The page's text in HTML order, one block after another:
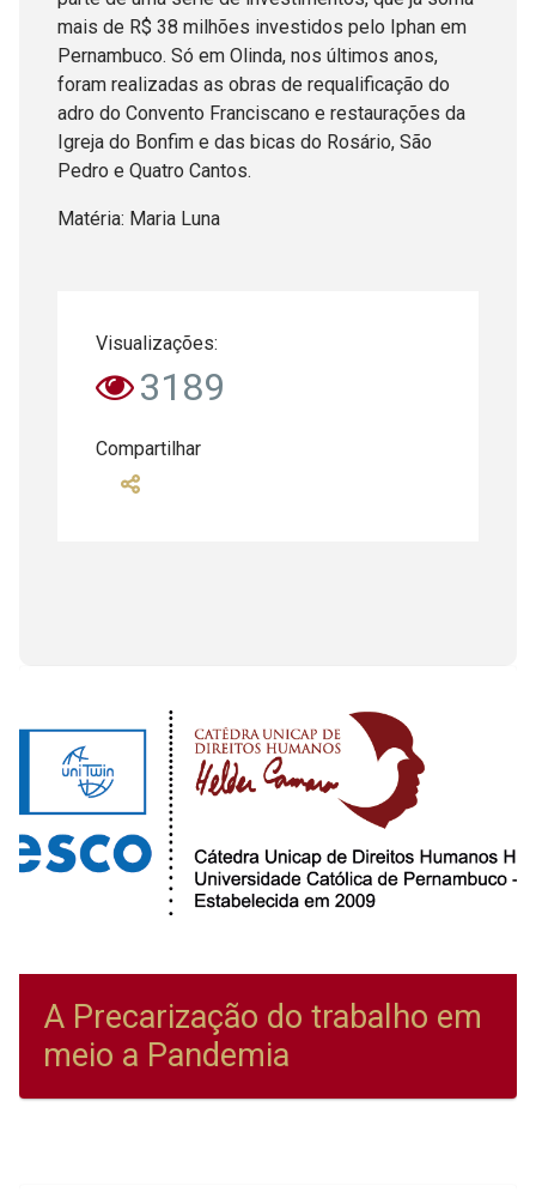
mais de R$ 38 milhões investidos pelo Iphan em
Pernambuco. Só em Olinda, nos últimos anos,
foram realizadas as obras de requalificação do
adro do Convento Franciscano e restaurações da
Igreja do Bonfim e das bicas do Rosário, São
Pedro e Quatro Cantos.
Matéria: Maria Luna
Visualizações:
3189
Compartilhar
A Precarização do trabalho em
meio a Pandemia